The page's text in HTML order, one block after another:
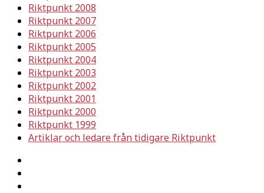
Riktpunkt 2008
Riktpunkt 2007
Riktpunkt 2006
Riktpunkt 2005
Riktpunkt 2004
Riktpunkt 2003
Riktpunkt 2002
Riktpunkt 2001
Riktpunkt 2000
Riktpunkt 1999
Artiklar och ledare från tidigare Riktpunkt